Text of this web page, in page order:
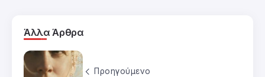
Άλλα Άρθρα
Προηγούμενο